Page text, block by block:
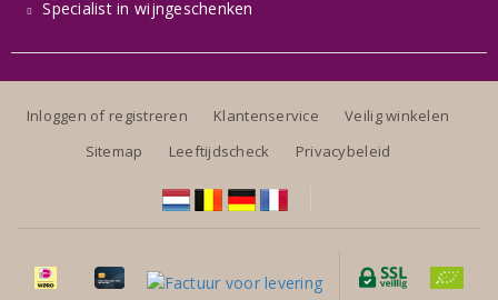
Specialist in wijngeschenken
Inloggen of registreren Klantenservice
Veilig winkelen
Sitemap
Leeftijdscheck Privacybeleid